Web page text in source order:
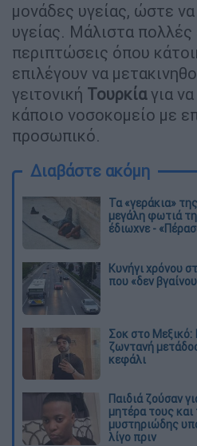
μονάδες υγείας, ώστε
υγείας. Μάλιστα πολλές
περιπτώσεις όπου
επιλέγουν να
γειτονική Τουρκίαγια
κάποιο νοσοκομείο με
προσωπικό.
Διαβάστε ακόμη
Τα «γεράκια»
μεγάλη φωτιά
έδιωχνε -
Κυνήγι χρόνου
που «δεν
Σοκ στο Μεξικό:
ζωντανή
κεφάλι
Παιδιά ζούσαν
μητέρα τους
μυστηριώδης
λίγο πριν